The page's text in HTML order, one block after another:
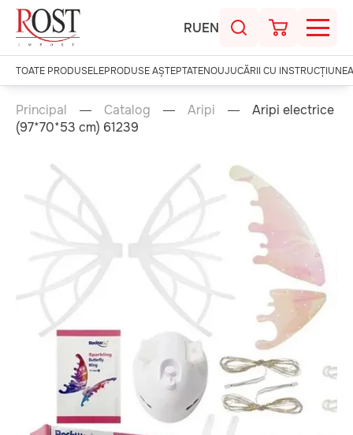
RUEN
TOATE PRODUSELEPRODUSE AȘTEPTATENOUJUCĂRII CU
Principal Catalog Aripi
Aripi electrice
(97*70*53 cm) 61239